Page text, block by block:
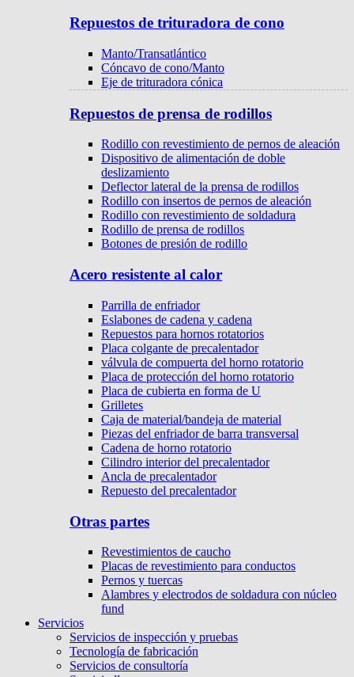
Repuestos de trituradora de cono
Manto/Transatlántico
Cóncavo de cono/Manto
Eje de trituradora cónica
Repuestos de prensa de rodillos
Rodillo con revestimiento de pernos de aleación
Dispositivo de alimentación de doble
deslizamiento
Deflector lateral de la prensa de rodillos
Rodillo con insertos de pernos de aleación
Rodillo con revestimiento de soldadura
Rodillo de prensa de rodillos
Botones de presión de rodillo
Acero resistente al calor
Parrilla de enfriador
Eslabones de cadena y cadena
Repuestos para hornos rotatorios
Placa colgante de precalentador
válvula de compuerta del horno rotatorio
Placa de protección del horno rotatorio
Placa de cubierta en forma de U
Grilletes
Caja de material/bandeja de material
Piezas del enfriador de barra transversal
Cadena de horno rotatorio
Cilindro interior del precalentador
Ancla de precalentador
Repuesto del precalentador
Otras partes
Revestimientos de caucho
Placas de revestimiento para conductos
Pernos y tuercas
Alambres y electrodos de soldadura con núcleo
fund
Servicios
Servicios de inspección y pruebas
Tecnología de fabricación
Servicios de consultoría